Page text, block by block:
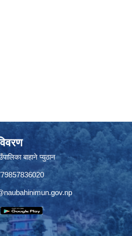
बाहाने प्युठान